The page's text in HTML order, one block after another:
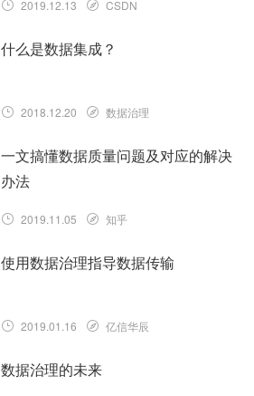
2019.12.13 CSDN
什么是数据集成？
2018.12.20 数据治理
一文搞懂数据质量问题及对应的解决
办法
2019.11.05 知乎
使用数据治理指导数据传输
2019.01.16 亿信华辰
数据治理的未来